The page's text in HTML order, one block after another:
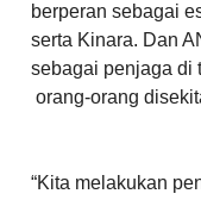
berperan sebagai
serta Kinara. Dan
sebagai penjaga di
orang-orang
“Kita melakukan